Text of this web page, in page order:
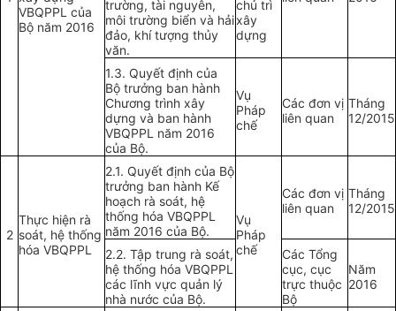
VBQPPL của
Bộ năm 2016
trường, tài nguyên,
môi trường biển và hải
đảo, khí tượng thủy
văn.
chủ trì
xây
dựng
1.3. Quyết định của
Bộ trưởng ban hành
Chương trình xây
dựng và ban hành
VBQPPL năm 2016
của Bộ.
Vụ
Pháp
chế
Các đơn vị
liên quan
Tháng
12/2015
2
Thực hiện rà
soát, hệ thống
hóa VBQPPL
2.1. Quyết định của Bộ
trưởng ban hành Kế
hoạch rà soát, hệ
thống hóa VBQPPL
năm 2016 của Bộ.
Vụ
Pháp
chế
Các đơn vị
liên quan
Tháng
12/2015
2.2. Tập trung rà soát,
hệ thống hóa VBQPPL
các lĩnh vực quản lý
nhà nước của Bộ.
Các Tổng
cục, cục
trực thuộc
Bộ
Năm
2016